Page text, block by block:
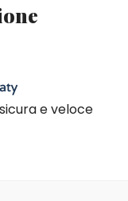
e veloce